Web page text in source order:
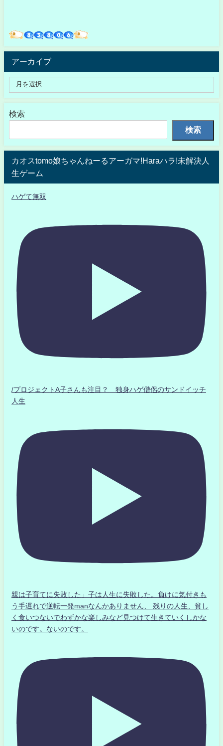
アーカイブ
検索
検索
カオスtomo娘ちゃんねーるアーガマ!Haraハラ!未解決人
生ゲーム
ハゲて無双
/プロジェクトA子さんも注目？ 独身ハゲ僧侶のサンドイッチ
人生
親は子育てに失敗した」子は人生に失敗した。負けに気付きも
う手遅れで逆転一発manなんかありません、 残りの人生、貧し
く食いつないでわずかな楽しみなど見つけて生きていくしかな
いのです。ないのです。